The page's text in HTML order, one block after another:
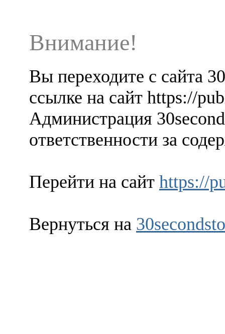
Внимание!
Вы переходите с сайта
ссылке на сайт https://
Администрация
ответственности за
Перейти на сайт https://
Вернуться на